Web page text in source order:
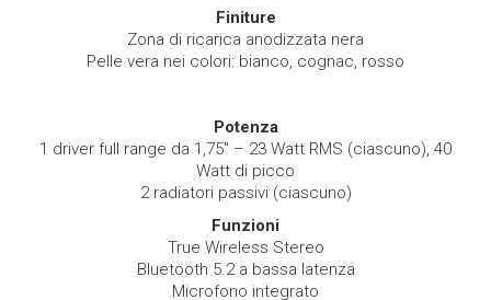
Finiture
Zona di ricarica anodizzata nera
Pelle vera nei colori: bianco, cognac, rosso
Potenza
1 driver full range da 1,75" – 23 Watt RMS (ciascuno), 40
Watt di picco
2 radiatori passivi (ciascuno)
Funzioni
True Wireless Stereo
Bluetooth 5.2 a bassa latenza
Microfono integrato